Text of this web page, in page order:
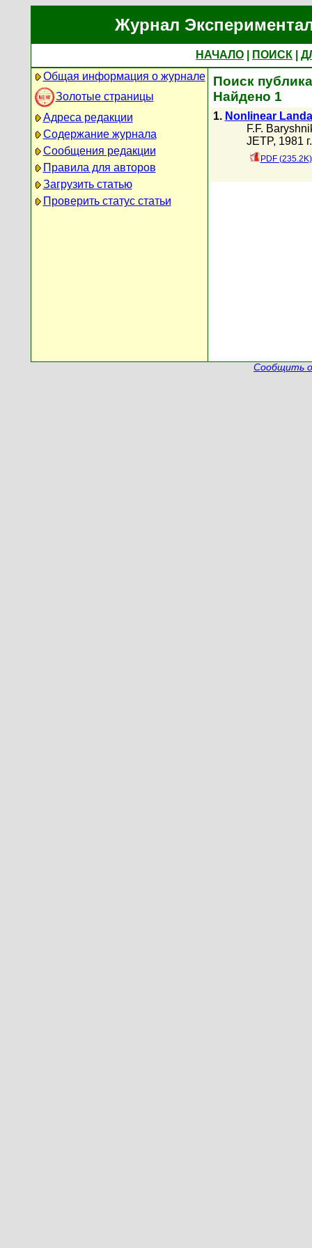
Журнал
НАЧАЛО ПОИСК
Общая информация о журнале
Золотые страницы
Адреса редакции
Содержание журнала
Сообщения редакции
Правила для авторов
Загрузить статью
Проверить статус статьи
Поиск
Найдено 1
1. Nonlinear
F.F.
JETP, 1981
PDF (235.2K)
Сообщить о